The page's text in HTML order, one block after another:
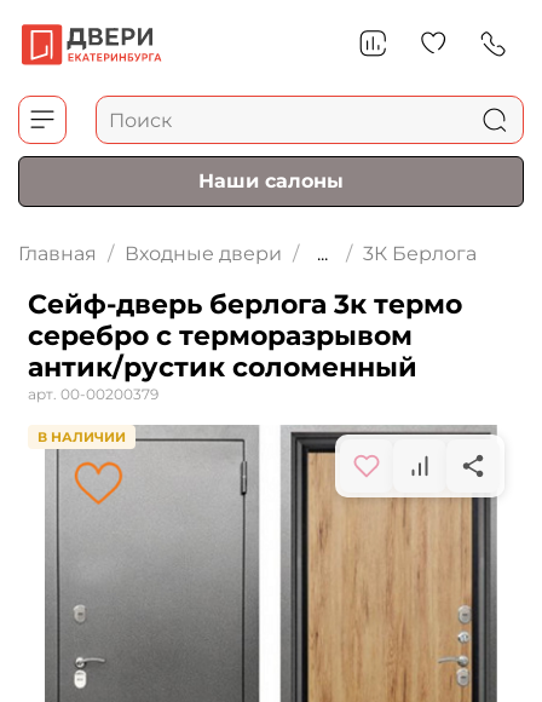
Наши салоны
Главная Входные двери ... 3К Берлога
Сейф-дверь берлога 3к термо
серебро с терморазрывом
антик/рустик соломенный
арт. 00-00200379
В НАЛИЧИИ